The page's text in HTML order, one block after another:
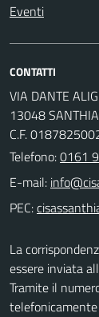
Eventi
CONTATTI
VIA DANTE
13048
C.F.
Telefono:0161
E-mail:
PEC:
La
essere inviata
Tramite il